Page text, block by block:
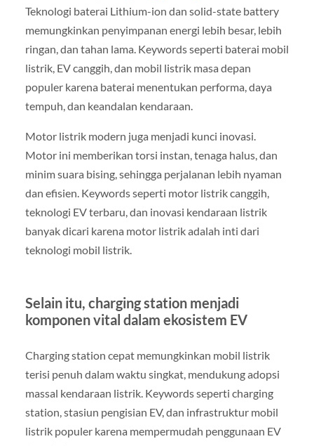
Teknologi baterai Lithium-ion dan solid-state battery
memungkinkan penyimpanan energi lebih besar, lebih
ringan, dan tahan lama. Keywords seperti baterai mobil
listrik, EV canggih, dan mobil listrik masa depan
populer karena baterai menentukan performa, daya
tempuh, dan keandalan kendaraan.
Motor listrik modern juga menjadi kunci inovasi.
Motor ini memberikan torsi instan, tenaga halus, dan
minim suara bising, sehingga perjalanan lebih nyaman
dan efisien. Keywords seperti motor listrik canggih,
teknologi EV terbaru, dan inovasi kendaraan listrik
banyak dicari karena motor listrik adalah inti dari
teknologi mobil listrik.
Selain itu, charging station menjadi
komponen vital dalam ekosistem EV
Charging station cepat memungkinkan mobil listrik
terisi penuh dalam waktu singkat, mendukung adopsi
massal kendaraan listrik. Keywords seperti charging
station, stasiun pengisian EV, dan infrastruktur mobil
listrik populer karena mempermudah penggunaan EV